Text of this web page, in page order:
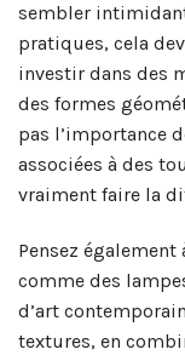
sembler
pratiques, cela
investir dans des
des formes
pas l’importance
associées à des
vraiment faire la
Pensez
comme des
d’art
textures, en